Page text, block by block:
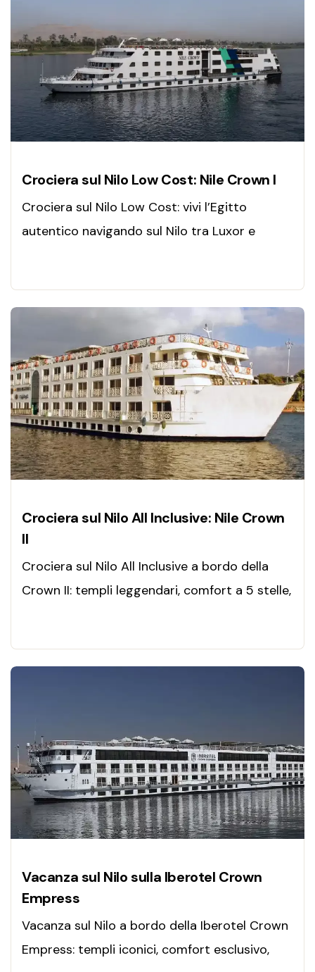
Crociera sul Nilo Low Cost: Nile Crown I
Crociera sul Nilo Low Cost: vivi l’Egitto
autentico navigando sul Nilo tra Luxor e
Crociera sul Nilo All Inclusive: Nile Crown
II
Crociera sul Nilo All Inclusive a bordo della
Crown II: templi leggendari, comfort a 5 stelle,
Vacanza sul Nilo sulla Iberotel Crown
Empress
Vacanza sul Nilo a bordo della Iberotel Crown
Empress: templi iconici, comfort esclusivo,